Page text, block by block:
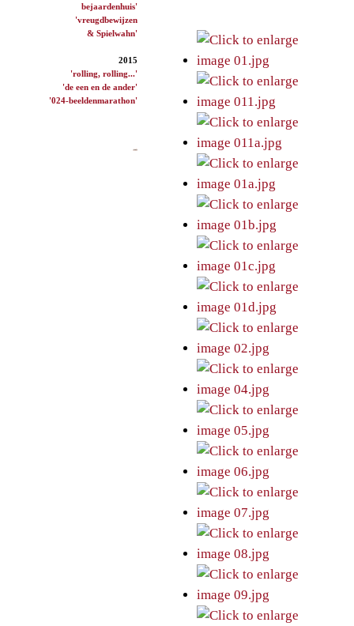
bejaardenhuis'
'vreugdbewijzen
& Spielwahn'
2015
'rolling, rolling...'
'de een en de ander'
'024-beeldenmarathon'